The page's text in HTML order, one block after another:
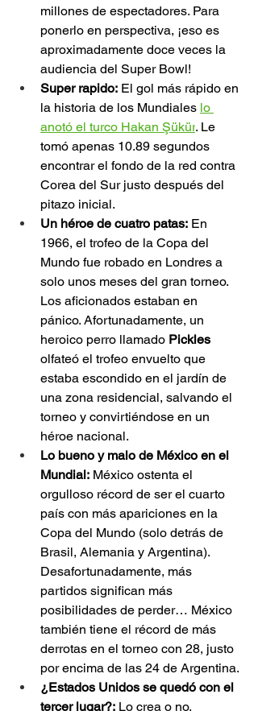
millones de espectadores. Para
ponerlo en perspectiva, ¡eso es
aproximadamente doce veces la
audiencia del Super Bowl!
Super rapido: El gol más rápido en
la historia de los Mundiales lo
anotó el turco Hakan Şükür. Le
tomó apenas 10.89 segundos
encontrar el fondo de la red contra
Corea del Sur justo después del
pitazo inicial.
Un héroe de cuatro patas: En
1966, el trofeo de la Copa del
Mundo fue robado en Londres a
solo unos meses del gran torneo.
Los aficionados estaban en
pánico. Afortunadamente, un
heroico perro llamado Pickles
olfateó el trofeo envuelto que
estaba escondido en el jardín de
una zona residencial, salvando el
torneo y convirtiéndose en un
héroe nacional.
Lo bueno y malo de México en el
Mundial: México ostenta el
orgulloso récord de ser el cuarto
país con más apariciones en la
Copa del Mundo (solo detrás de
Brasil, Alemania y Argentina).
Desafortunadamente, más
partidos significan más
posibilidades de perder… México
también tiene el récord de más
derrotas en el torneo con 28, justo
por encima de las 24 de Argentina.
¿Estados Unidos se quedó con el
tercer lugar?: Lo crea o no,